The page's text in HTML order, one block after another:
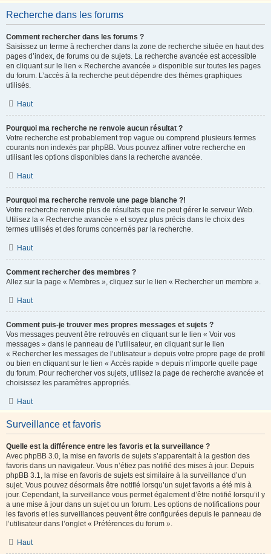
Recherche dans les forums
Comment rechercher dans les forums ?
Saisissez un terme à rechercher dans la zone de recherche située en haut des
pages d’index, de forums ou de sujets. La recherche avancée est accessible
en cliquant sur le lien « Recherche avancée » disponible sur toutes les pages
du forum. L’accès à la recherche peut dépendre des thèmes graphiques
utilisés.
Haut
Pourquoi ma recherche ne renvoie aucun résultat ?
Votre recherche est probablement trop vague ou comprend plusieurs termes
courants non indexés par phpBB. Vous pouvez affiner votre recherche en
utilisant les options disponibles dans la recherche avancée.
Haut
Pourquoi ma recherche renvoie une page blanche ?!
Votre recherche renvoie plus de résultats que ne peut gérer le serveur Web.
Utilisez la « Recherche avancée » et soyez plus précis dans le choix des
termes utilisés et des forums concernés par la recherche.
Haut
Comment rechercher des membres ?
Allez sur la page « Membres », cliquez sur le lien « Rechercher un membre ».
Haut
Comment puis-je trouver mes propres messages et sujets ?
Vos messages peuvent être retrouvés en cliquant sur le lien « Voir vos
messages » dans le panneau de l’utilisateur, en cliquant sur le lien
« Rechercher les messages de l’utilisateur » depuis votre propre page de profil
ou bien en cliquant sur le lien « Accès rapide » depuis n’importe quelle page
du forum. Pour rechercher vos sujets, utilisez la page de recherche avancée et
choisissez les paramètres appropriés.
Haut
Surveillance et favoris
Quelle est la différence entre les favoris et la surveillance ?
Avec phpBB 3.0, la mise en favoris de sujets s’apparentait à la gestion des
favoris dans un navigateur. Vous n’étiez pas notifié des mises à jour. Depuis
phpBB 3.1, la mise en favoris de sujets est similaire à la surveillance d’un
sujet. Vous pouvez désormais être notifié lorsqu’un sujet favoris a été mis à
jour. Cependant, la surveillance vous permet également d’être notifié lorsqu’il y
a une mise à jour dans un sujet ou un forum. Les options de notifications pour
les favoris et les surveillances peuvent être configurées depuis le panneau de
l’utilisateur dans l’onglet « Préférences du forum ».
Haut